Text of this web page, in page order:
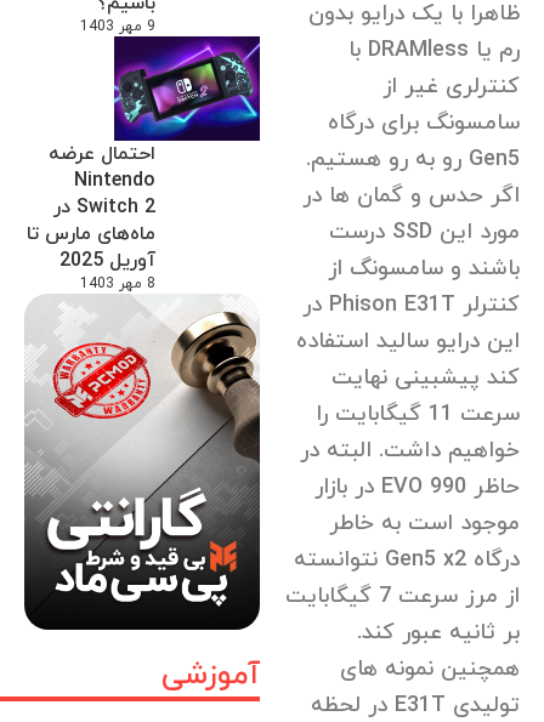
9 مهر 1403
احتمال عرضه
Nintendo
Switch 2 در
ماه‌های مارس تا
آوریل 2025
8 مهر 1403
آموزشی
ظاهرا با یک درایو بدون
رم یا DRAMless با
کنترلری غیر از
سامسونگ برای درگاه
Gen5 رو به رو هستیم.
اگر حدس و گمان ها در
مورد این SSD درست
باشند و سامسونگ از
کنترلر Phison E31T در
این درایو سالید استفاده
کند پیشبینی نهایت
سرعت 11 گیگابایت را
خواهیم داشت. البته در
حاظر 990 EVO در بازار
موجود است به خاطر
درگاه Gen5 x2 نتوانسته
از مرز سرعت 7 گیگابایت
بر ثانیه عبور کند.
همچنین نمونه های
تولیدی E31T در لحظه